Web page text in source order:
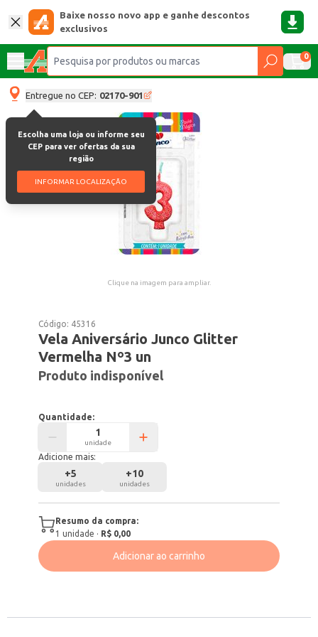
Baixe nosso novo app e ganhe descontos
exclusivos
0
Entregue no CEP: 02170-901
Escolha uma loja ou informe seu
CEP para ver ofertas da sua
região
INFORMAR LOCALIZAÇÃO
Clique na imagem para ampliar.
Código: 45316
Vela Aniversário Junco Glitter
Vermelha Nº3 un
Produto indisponível
Quantidade:
unidade
Adicione mais:
+5
unidades
+10
unidades
Resumo da compra:
1 unidade · R$ 0,00
Adicionar ao carrinho